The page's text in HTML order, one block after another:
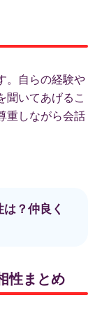
。自らの経験や
聞いてあげるこ
重しながら会話
？仲良く
性まとめ